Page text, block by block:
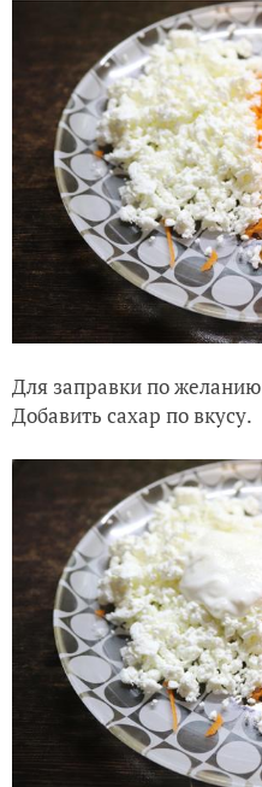
Для заправки по
Добавить сахар по вкусу.